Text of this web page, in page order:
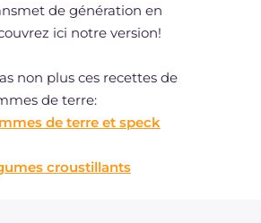
de génération en
ici notre version!
non plus ces recettes de
de terre:
de terre et speck
croustillants